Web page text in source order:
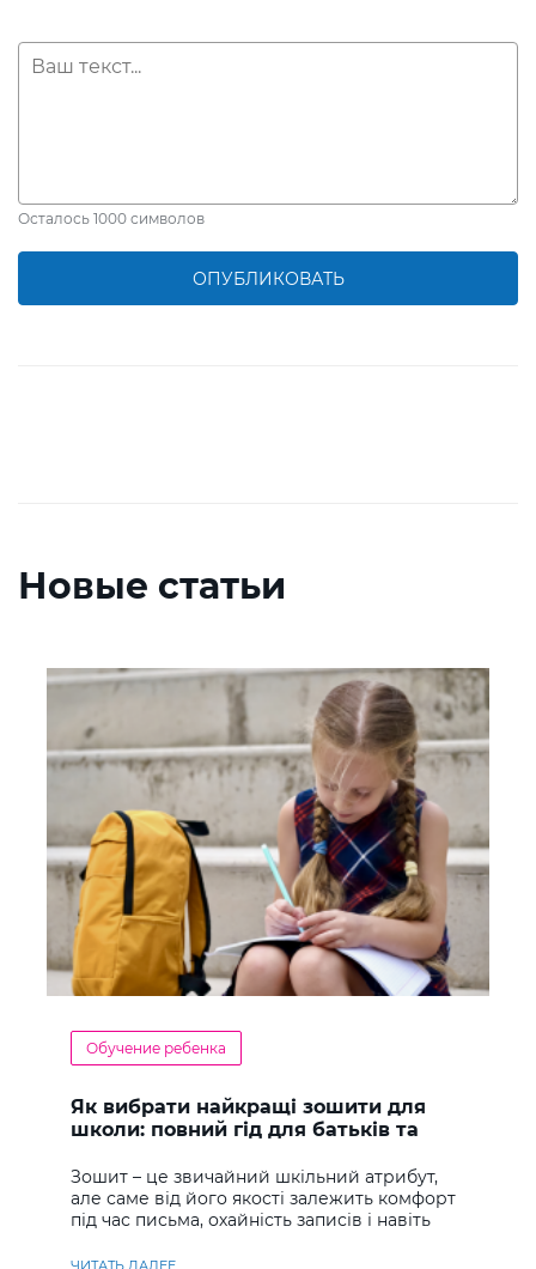
Осталось 1000 символов
ОПУБЛИКОВАТЬ
Новые статьи
Обучение ребенка
Як вибрати найкращі зошити для
школи: повний гід для батьків та
Зошит – це звичайний шкільний атрибут,
але саме від його якості залежить комфорт
під час письма, охайність записів і навіть
ЧИТАТЬ ДАЛЕЕ